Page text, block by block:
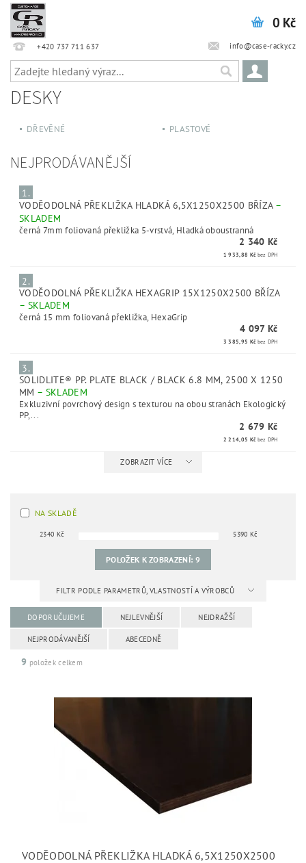
+420 737 711 637 info@case-racky.cz
0 Kč
DESKY
DŘEVĚNÉ PLASTOVÉ
NEJPRODÁVANĚJŠÍ
1.
VODĚODOLNÁ PŘEKLIŽKA HLADKÁ 6,5X1250X2500 BŘÍZA –
SKLADEM
černá 7mm foliovaná překližka 5-vrstvá, Hladká oboustranná
2 340 Kč
1 933,88 Kč bez DPH
2.
VODĚODOLNÁ PŘEKLIŽKA HEXAGRIP 15X1250X2500 BŘÍZA
– SKLADEM
černá 15 mm foliovaná překližka, HexaGrip
4 097 Kč
3 385,95 Kč bez DPH
3.
SOLIDLITE® PP. PLATE BLACK / BLACK 6.8 MM, 2500 X 1250
MM – SKLADEM
Exkluzivní povrchový design s texturou na obou stranách Ekologický
PP,...
2 679 Kč
2 214,05 Kč bez DPH
ZOBRAZIT VÍCE
NA SKLADĚ
2340 Kč 5390 Kč
POLOŽEK K ZOBRAZENÍ: 9
FILTR PODLE PARAMETRŮ, VLASTNOSTÍ A VÝROBCŮ
DOPORUČUJEME NEJLEVNĚJŠÍ NEJDRAŽŠÍ
NEJPRODÁVANĚJŠÍ ABECEDNĚ
9 položek celkem
VODĚODOLNÁ PŘEKLIŽKA HLADKÁ 6,5X1250X2500